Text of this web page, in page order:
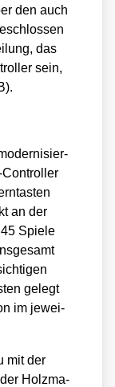
den auch
das
sein,
an der
Spie­le
gelegt
im jewei­
mit der
Holz­ma­